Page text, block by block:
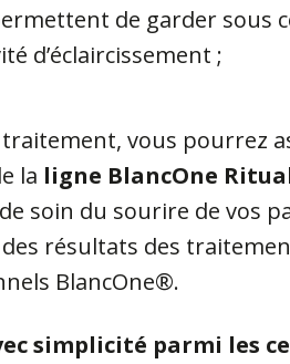
de garder sous
d’éclaircissement ;
vous pourrez
la ligne BlancOne
soin du sourire de vos
résultats des
BlancOne®.
simplicité parmi les